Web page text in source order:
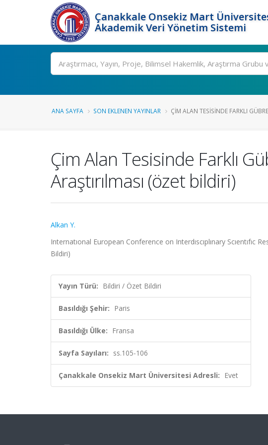
Çanakkale Onsekiz Mart
Akademik Veri Yönetim Sistemi
Ara
ANA SAYFA SON EKLENEN YAYINLAR ÇIM ALAN TESISINDE FARKLI
Çim Alan Tesisinde Farklı
Araştırılması (özet bildiri)
Alkan Y.
Internatıonal European Conference on Interdıscıplınary Scıentıfıc
Bildiri)
Yayın Türü: Bildiri / Özet Bildiri
Basıldığı Şehir: Paris
Basıldığı Ülke: Fransa
Sayfa Sayıları: ss.105-106
Çanakkale Onsekiz Mart Üniversitesi Adresli: Evet